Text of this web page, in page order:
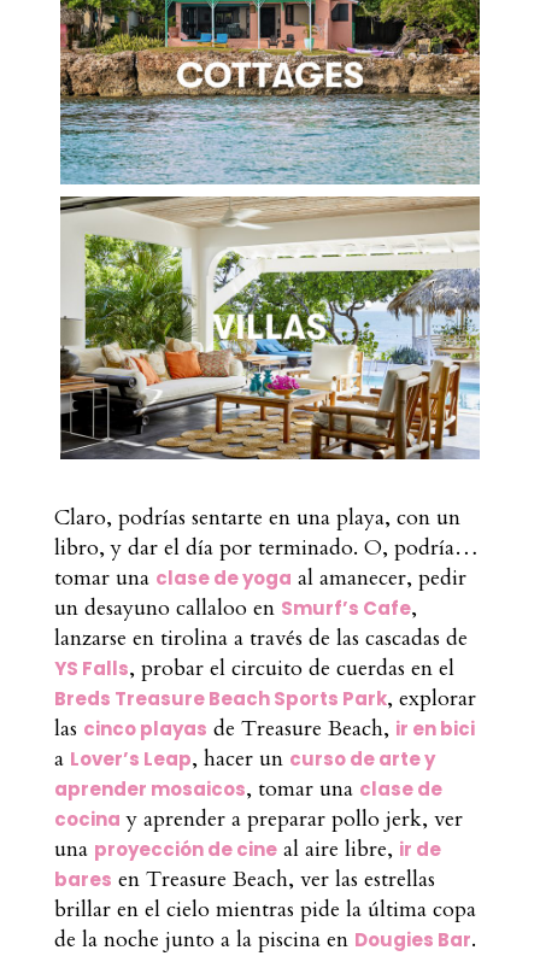
Claro, podrías sentarte en una playa, con un
libro, y dar el día por terminado. O, podría…
tomar una clase de yoga al amanecer, pedir
un desayuno callaloo en Smurf’s Cafe,
lanzarse en tirolina a través de las cascadas de
YS Falls, probar el circuito de cuerdas en el
Breds Treasure Beach Sports Park, explorar
las cinco playas de Treasure Beach, ir en bici
a Lover’s Leap, hacer un curso de arte y
aprender mosaicos, tomar una clase de
cocina y aprender a preparar pollo jerk, ver
una proyección de cineal aire libre, ir de
bares en Treasure Beach, ver las estrellas
brillar en el cielo mientras pide la última copa
de la noche junto a la piscina en Dougies Bar.